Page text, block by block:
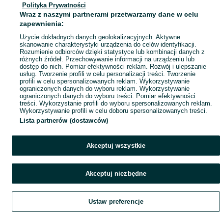
Mapa miejscowości
Mapa ministron
Szukaj Obserwujesz Dodaj Czat Konto
Polityka Prywatności
Wraz z naszymi partnerami przetwarzamy dane w celu
zapewnienia:
Użycie dokładnych danych geolokalizacyjnych. Aktywne
skanowanie charakterystyki urządzenia do celów identyfikacji.
Rozumienie odbiorców dzięki statystyce lub kombinacji danych z
różnych źródeł. Przechowywanie informacji na urządzeniu lub
dostęp do nich. Pomiar efektywności reklam. Rozwój i ulepszanie
usług. Tworzenie profili w celu personalizacji treści. Tworzenie
profili w celu spersonalizowanych reklam. Wykorzystywanie
ograniczonych danych do wyboru reklam. Wykorzystywanie
ograniczonych danych do wyboru treści. Pomiar efektywności
treści. Wykorzystanie profili do wyboru spersonalizowanych reklam.
Wykorzystywanie profili w celu doboru spersonalizowanych treści.
Lista partnerów (dostawców)
Akceptuj wszystkie
Akceptuj niezbędne
Ustaw preferencje